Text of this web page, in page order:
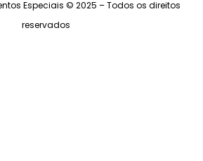
Especiais © 2025 – Todos os direitos
reservados